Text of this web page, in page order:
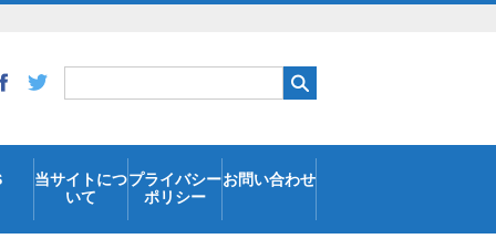
当サイトにつ
いて
プライバシー
ポリシー
お問い合わせ